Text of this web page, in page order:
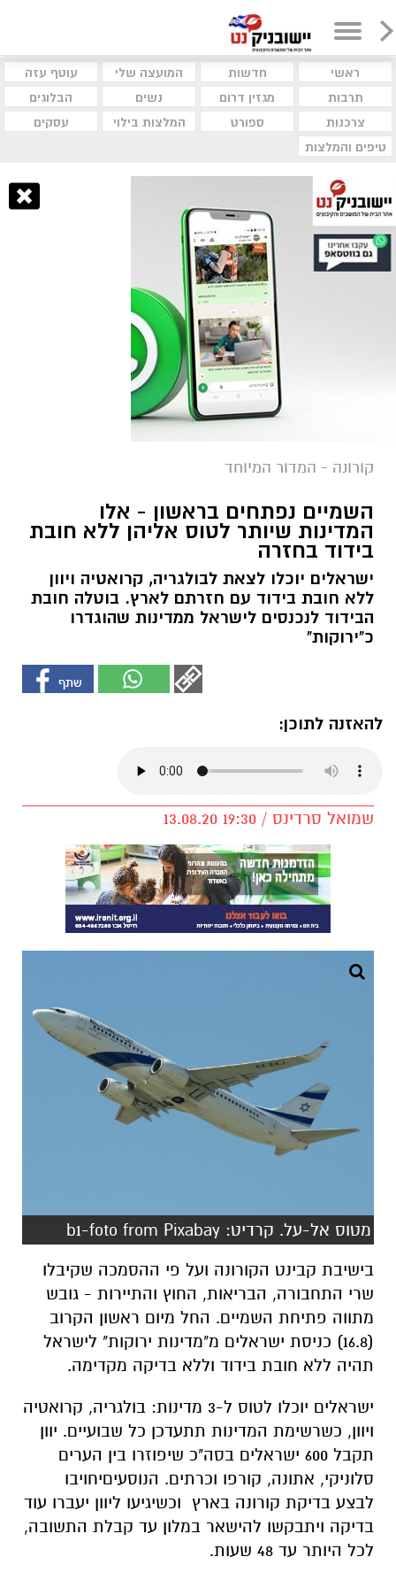
ראשי חדשות המועצה שלי
עוטף עזה
תרבות
מגזין דרום נשים
הבלוגים
צרכנות
ספורט המלצות בילוי
עסקים
טיפים והמלצות
קורונה - המדור המיוחד
השמיים נפתחים בראשון - אלו
המדינות שיותר לטוס אליהן ללא חובת
בידוד בחזרה
ישראלים יוכלו לצאת לבולגריה, קרואטיה ויוון
ללא חובת בידוד עם חזרתם לארץ. בוטלה חובת
הבידוד לנכנסים לישראל ממדינות שהוגדרו
כ"ירוקות"
להאזנה לתוכן:
שמואל סרדינס / 19:30 13.08.20
מטוס אל-על. קרדיט: b1-foto from Pixabay
בישיבת קבינט הקורונה ועל פי ההסמכה שקיבלו
שרי התחבורה, הבריאות, החוץ והתיירות - גובש
מתווה פתיחת השמיים. החל מיום ראשון הקרוב
(16.8) כניסת ישראלים מ"מדינות ירוקות" לישראל
תהיה ללא חובת בידוד וללא בדיקה מקדימה.
ישראלים יוכלו לטוס ל-3 מדינות: בולגריה, קרואטיה
ויוון, כשרשימת המדינות תתעדכן כל שבועיים. יוון
תקבל 600 ישראלים בסה"כ שיפוזרו בין הערים
סלוניקי, אתונה, קורפו וכרתים. הנוסעיםיחויבו
לבצע בדיקת קורונה בארץ וכשיגיעו ליוון יעברו עוד
בדיקה ויתבקשו להישאר במלון עד קבלת התשובה,
לכל היותר עד 48 שעות.